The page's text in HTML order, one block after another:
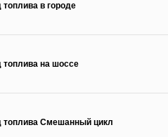
топлива в городе
топлива на шоссе
топлива Смешанный цикл